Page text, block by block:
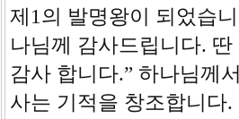
제1의 발명왕이 되었습
나님께 감사드립니다.
감사 합니다.” 하나님께
사는 기적을 창조합니다